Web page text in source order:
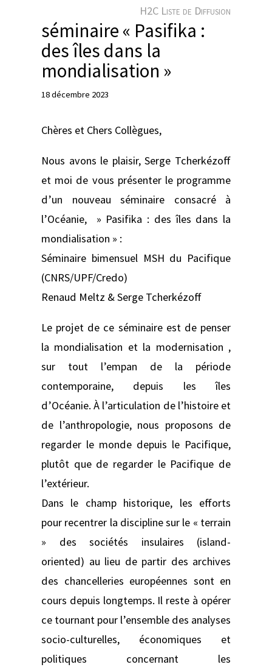
r
H2C Liste de Diffusion
séminaire « Pasifika :
des îles dans la
mondialisation »
18 décembre 2023
Chères et Chers Collègues,
Nous avons le plaisir, Serge Tcherkézoff
et moi de vous présenter le programme
d’un nouveau séminaire consacré à
l’Océanie, » Pasifika : des îles dans la
mondialisation » :
Séminaire bimensuel MSH du Pacifique
(CNRS/UPF/Credo)
Renaud Meltz & Serge Tcherkézoff
Le projet de ce séminaire est de penser
la mondialisation et la modernisation ,
sur tout l’empan de la période
contemporaine, depuis les îles
d’Océanie. À l’articulation de l’histoire et
de l’anthropologie, nous proposons de
regarder le monde depuis le Pacifique,
plutôt que de regarder le Pacifique de
l’extérieur.
Dans le champ historique, les efforts
pour recentrer la discipline sur le « terrain
» des sociétés insulaires (island-
oriented) au lieu de partir des archives
des chancelleries européennes sont en
cours depuis longtemps. Il reste à opérer
ce tournant pour l’ensemble des analyses
socio-culturelles, économiques et
politiques concernant les